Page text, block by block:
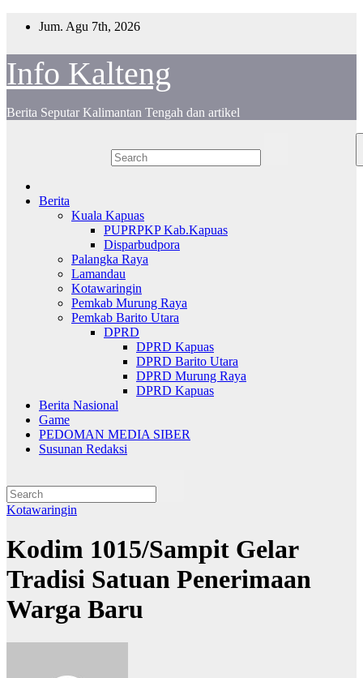
Jum. Agu 7th, 2026
Info Kalteng
Berita Seputar Kalimantan Tengah dan artikel
Berita
Kuala Kapuas
PUPRPKP Kab.Kapuas
Disparbudpora
Palangka Raya
Lamandau
Kotawaringin
Pemkab Murung Raya
Pemkab Barito Utara
DPRD
DPRD Kapuas
DPRD Barito Utara
DPRD Murung Raya
DPRD Kapuas
Berita Nasional
Game
PEDOMAN MEDIA SIBER
Susunan Redaksi
Kotawaringin
Kodim 1015/Sampit Gelar
Tradisi Satuan Penerimaan
Warga Baru